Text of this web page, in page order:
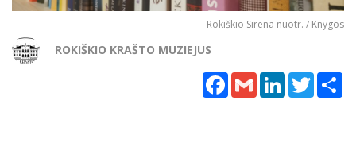
Rokiškio Sirena nuotr. / Knygos
ROKIŠKIO KRAŠTO MUZIEJUS
Facebook
Gmail LinkedInTwitter